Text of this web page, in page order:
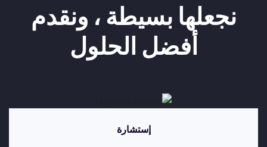
نجعلها بسيطة ، ونقدم
أفضل الحلول
إستشارة